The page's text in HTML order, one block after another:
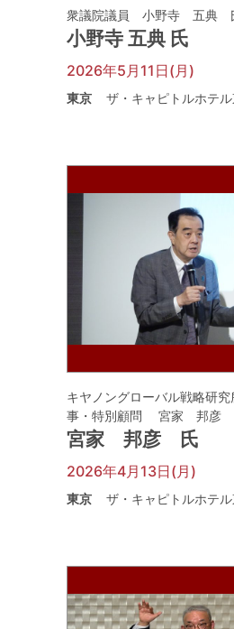
衆議院議員 小野寺 五典
小野寺 五典 氏
2026年5月11日(月)
東京 ザ・キャピトルホテル
キヤノングローバル戦略研
事・特別顧問 宮家 邦彦
宮家 邦彦 氏
2026年4月13日(月)
東京 ザ・キャピトルホテル